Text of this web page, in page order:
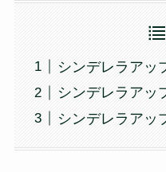
シンデレラアッ
シンデレラアッ
シンデレラアッ